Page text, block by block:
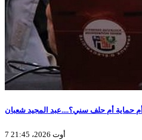
حماية أم حلف سني؟....عبد المجيد شعبان
7 أوت 2026، 21:45